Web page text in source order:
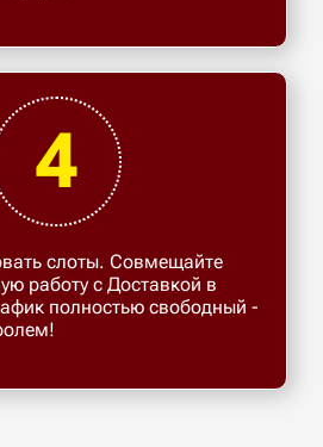
4
слоты. Совмещайте
работу с Доставкой в
полностью свободный -